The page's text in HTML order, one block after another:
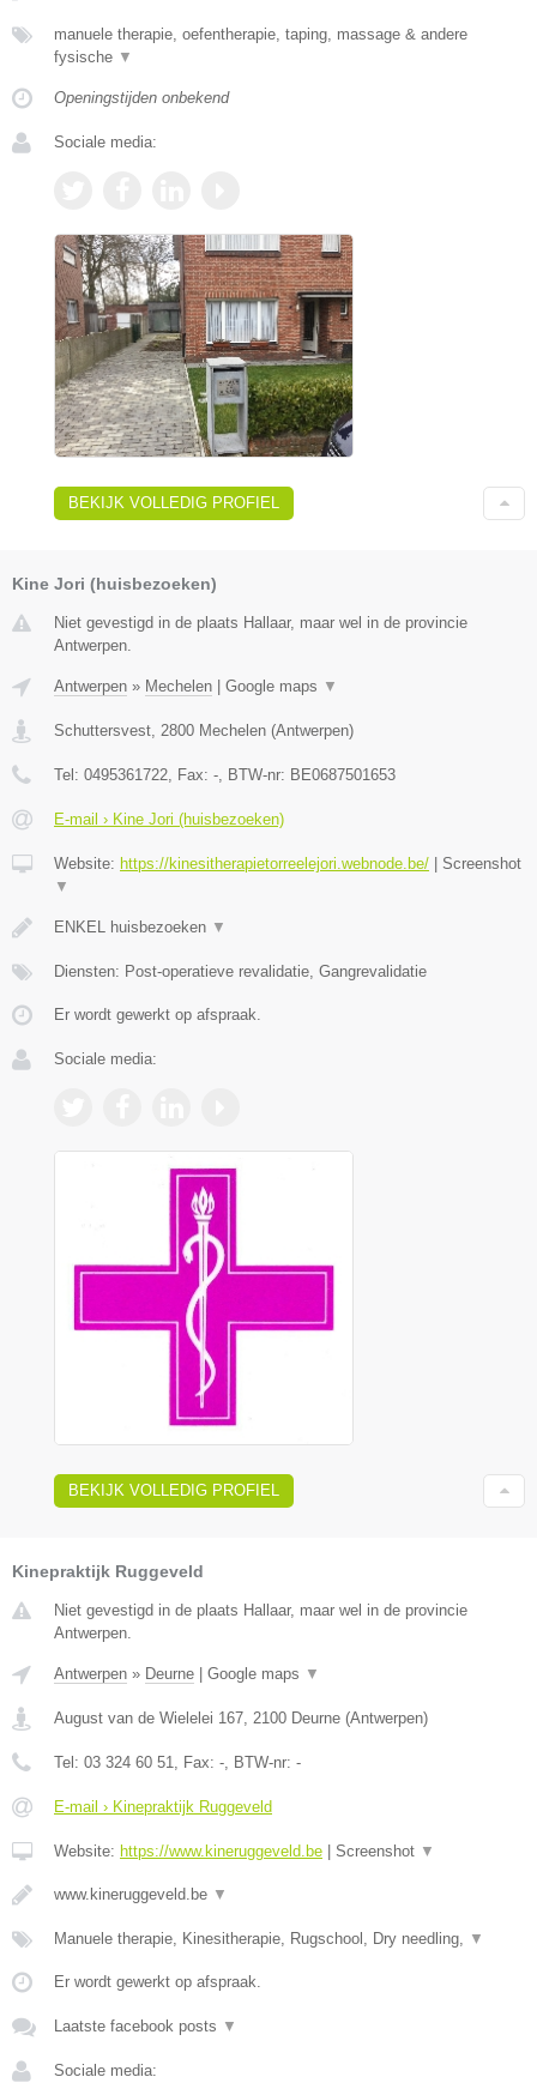
manuele therapie, oefentherapie, taping, massage & andere
fysische ▼
Openingstijden onbekend
Sociale media:
BEKIJK VOLLEDIG PROFIEL
Kine Jori (huisbezoeken)
Niet gevestigd in de plaats Hallaar, maar wel in de provincie
Antwerpen.
Antwerpen » Mechelen Google maps ▼
Schuttersvest, 2800 Mechelen (Antwerpen)
Tel: 0495361722, Fax: -, BTW-nr: BE0687501653
E-mail › Kine Jori (huisbezoeken)
Website: https://kinesitherapietorreelejori.webnode.be/
Screenshot
▼
ENKEL huisbezoeken ▼
Diensten: Post-operatieve revalidatie, Gangrevalidatie
Er wordt gewerkt op afspraak.
Sociale media:
BEKIJK VOLLEDIG PROFIEL
Kinepraktijk Ruggeveld
Niet gevestigd in de plaats Hallaar, maar wel in de provincie
Antwerpen.
Antwerpen » Deurne Google maps ▼
August van de Wielelei 167, 2100 Deurne (Antwerpen)
Tel: 03 324 60 51, Fax: -, BTW-nr: -
E-mail › Kinepraktijk Ruggeveld
Website: https://www.kineruggeveld.be Screenshot ▼
www.kineruggeveld.be ▼
Manuele therapie, Kinesitherapie, Rugschool, Dry needling, ▼
Er wordt gewerkt op afspraak.
Laatste facebook posts ▼
Sociale media: